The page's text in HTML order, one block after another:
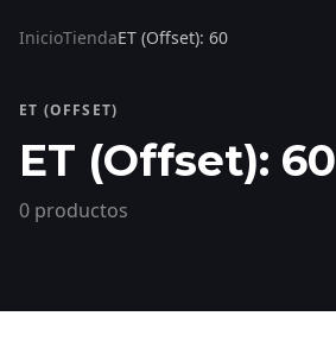
InicioTiendaET (Offset): 60
ET (OFFSET)
ET (Offset): 60
0 productos